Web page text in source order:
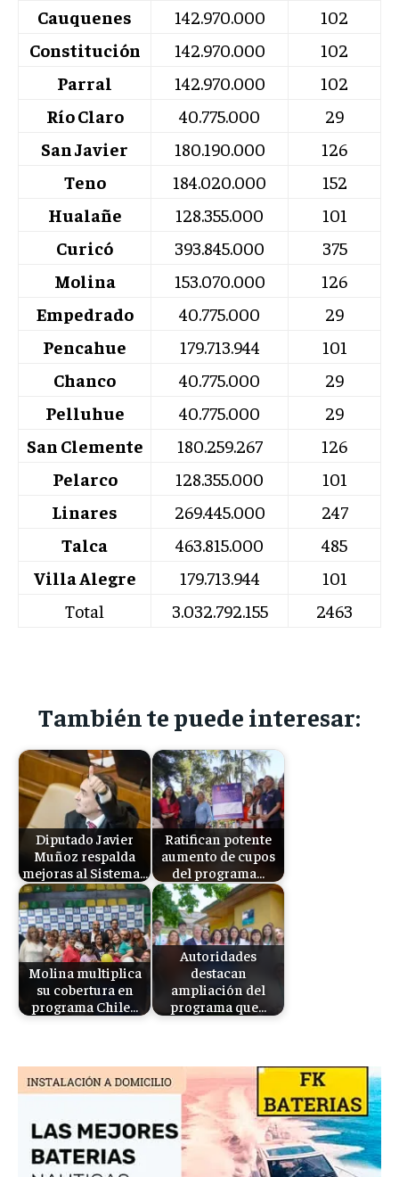
Cauquenes
142.970.000
102
Constitución
142.970.000
102
Parral
142.970.000
102
Río Claro
40.775.000
29
San Javier
180.190.000
126
Teno
184.020.000
152
Hualañe
128.355.000
101
Curicó
393.845.000
375
Molina
153.070.000
126
Empedrado
40.775.000
29
Pencahue
179.713.944
101
Chanco
40.775.000
29
Pelluhue
40.775.000
29
San Clemente
180.259.267
126
Pelarco
128.355.000
101
Linares
269.445.000
247
Talca
463.815.000
485
Villa Alegre
179.713.944
101
Total
3.032.792.155 2463
También te puede interesar:
Diputado Javier
Muñoz respalda
mejoras al Sistema…
Ratifican potente
aumento de cupos
del programa…
Molina multiplica
su cobertura en
programa Chile…
Autoridades
destacan
ampliación del
programa que…